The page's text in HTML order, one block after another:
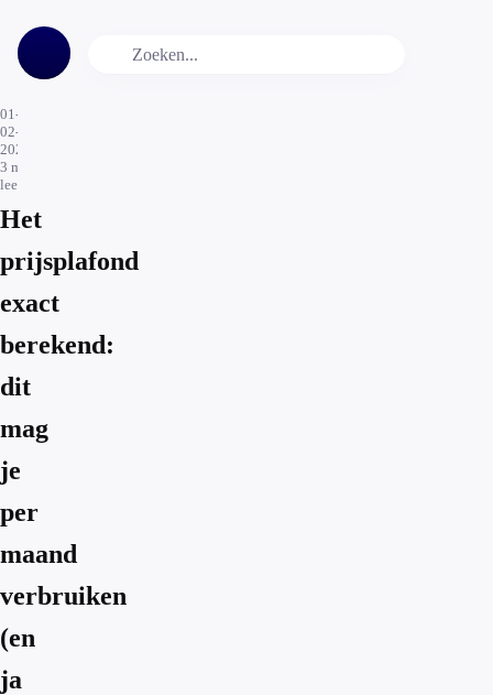
01-
02-
2023
3 min.
leestijd
Het
prijsplafond
exact
berekend:
dit
mag
je
per
maand
verbruiken
(en
ja